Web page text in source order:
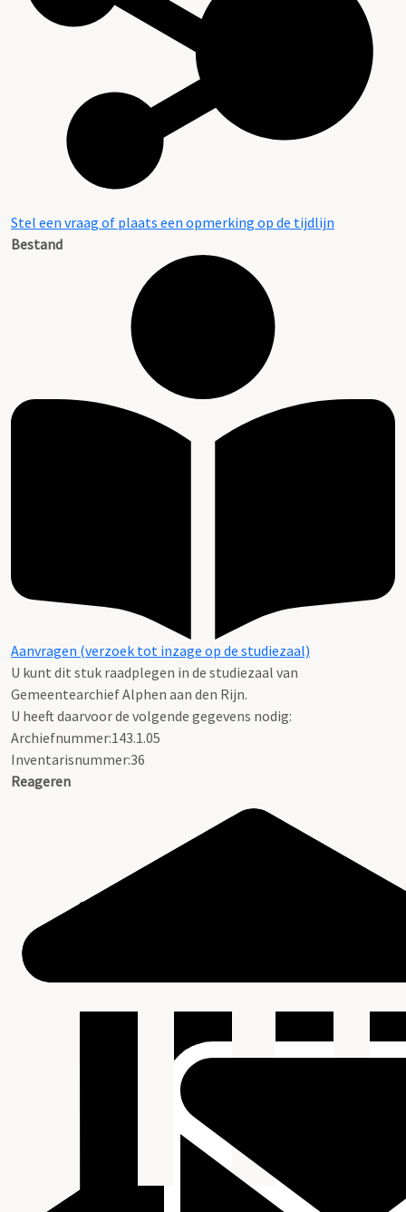
Stel een vraag of plaats een opmerking op de tijdlijn
Bestand
Aanvragen (verzoek tot inzage op de studiezaal)
U kunt dit stuk raadplegen in de studiezaal van
Gemeentearchief Alphen aan den Rijn.
U heeft daarvoor de volgende gegevens nodig:
Archiefnummer:143.1.05
Inventarisnummer:36
Reageren